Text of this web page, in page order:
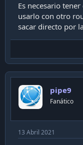
Es necesario
usarlo con otro
sacar directo por
pipe9
Fanático
13 Abril 2021